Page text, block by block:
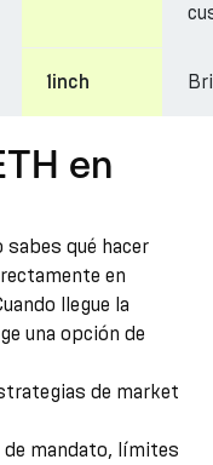
1inch
en
qué hacer
en
llegue la
una opción de
de market
mandato, límites